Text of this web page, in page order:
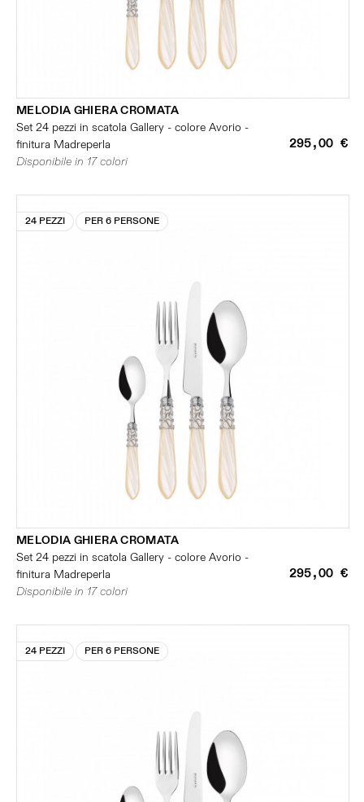
MELODIA GHIERA CROMATA
Set 24 pezzi in scatola Gallery - colore Avorio -
finitura Madreperla
295,00 €
Disponibile in 17 colori
24 PEZZI PER 6 PERSONE
MELODIA GHIERA CROMATA
Set 24 pezzi in scatola Gallery - colore Avorio -
finitura Madreperla
295,00 €
Disponibile in 17 colori
24 PEZZI PER 6 PERSONE